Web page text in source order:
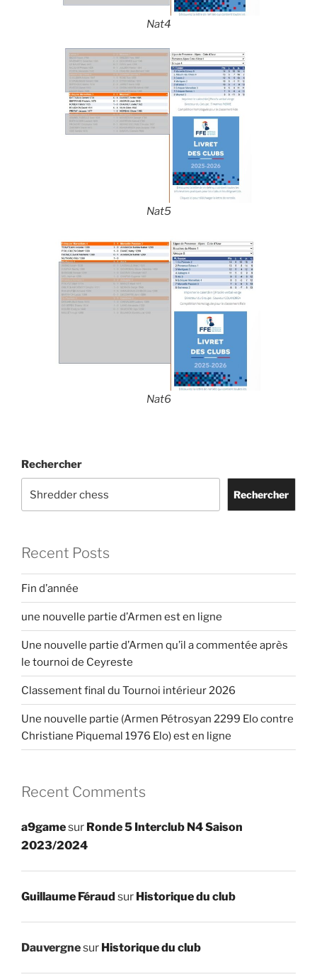
Nat4
Nat5
Nat6
Rechercher
Rechercher
Recent Posts
Fin d’année
une nouvelle partie d’Armen est en ligne
Une nouvelle partie d’Armen qu’il a commentée après
le tournoi de Ceyreste
Classement final du Tournoi intérieur 2026
Une nouvelle partie (Armen Pétrosyan 2299 Elo contre
Christiane Piquemal 1976 Elo) est en ligne
Recent Comments
a9gamesur Ronde 5 Interclub N4 Saison
2023/2024
Guillaume Féraud sur Historique du club
Dauvergnesur Historique du club